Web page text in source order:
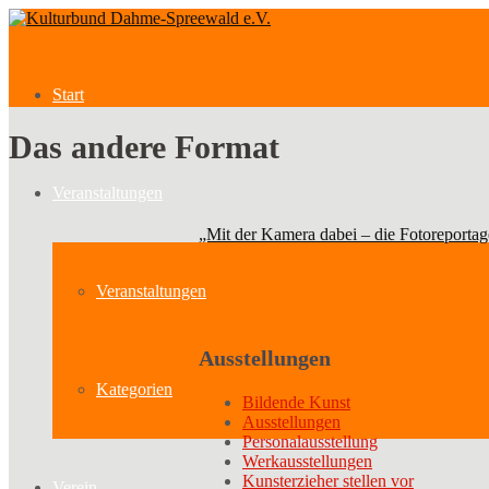
Start
Veranstaltungen
Veranstaltungen
Kategorien
Das andere Format
„Mit der Kamera dabei – die
Ausstellungen
Bildende Kunst
Ausstellungen
Personalausstellung
Werkausstellungen
Kunsterzieher stellen vor